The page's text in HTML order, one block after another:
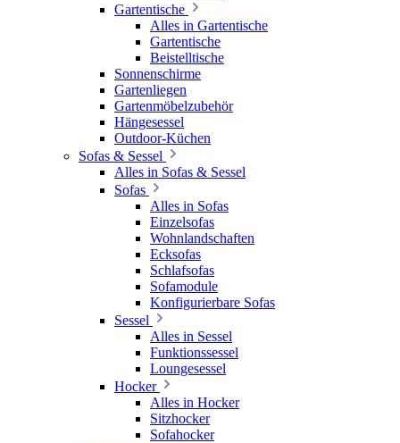
Gartentische
Alles in Gartentische
Gartentische
Beistelltische
Sonnenschirme
Gartenliegen
Gartenmöbelzubehör
Hängesessel
Outdoor-Küchen
Sofas & Sessel
Alles in Sofas & Sessel
Sofas
Alles in Sofas
Einzelsofas
Wohnlandschaften
Ecksofas
Schlafsofas
Sofamodule
Konfigurierbare Sofas
Sessel
Alles in Sessel
Funktionssessel
Loungesessel
Hocker
Alles in Hocker
Sitzhocker
Sofahocker